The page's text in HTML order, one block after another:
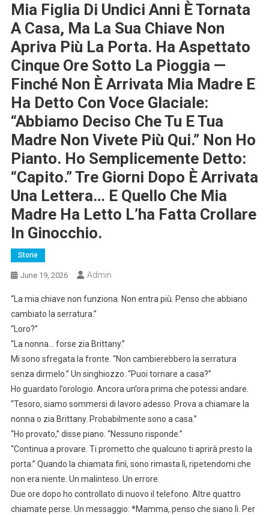
Mia Figlia Di Undici Anni È Tornata
A Casa, Ma La Sua Chiave Non
Apriva Più La Porta. Ha Aspettato
Cinque Ore Sotto La Pioggia —
Finché Non È Arrivata Mia Madre E
Ha Detto Con Voce Glaciale:
“Abbiamo Deciso Che Tu E Tua
Madre Non Vivete Più Qui.” Non Ho
Pianto. Ho Semplicemente Detto:
“Capito.” Tre Giorni Dopo È Arrivata
Una Lettera… E Quello Che Mia
Madre Ha Letto L’ha Fatta Crollare
In Ginocchio.
Storie
June 19, 2026 Admin
“La mia chiave non funziona. Non entra più. Penso che abbiano
cambiato la serratura.”
“Loro?”
“La nonna… forse zia Brittany.”
Mi sono sfregata la fronte. “Non cambierebbero la serratura
senza dirmelo.” Un singhiozzo. “Puoi tornare a casa?”
Ho guardato l’orologio. Ancora un’ora prima che potessi andare.
“Tesoro, siamo sommersi di lavoro adesso. Prova a chiamare la
nonna o zia Brittany. Probabilmente sono a casa.”
“Ho provato,” disse piano. “Nessuno risponde.”
“Continua a provare. Ti prometto che qualcuno ti aprirà presto la
porta.” Quando la chiamata finì, sono rimasta lì, ripetendomi che
non era niente. Un malinteso. Un errore.
Due ore dopo ho controllato di nuovo il telefono. Altre quattro
chiamate perse. Un messaggio: *Mamma, penso che siano lì. Per